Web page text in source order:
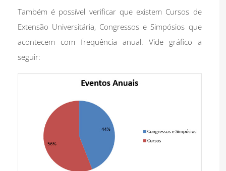
Também é possível verificar que existem Cursos de
Extensão Universitária, Congressos e Simpósios que
acontecem com frequência anual. Vide gráfico a
seguir: